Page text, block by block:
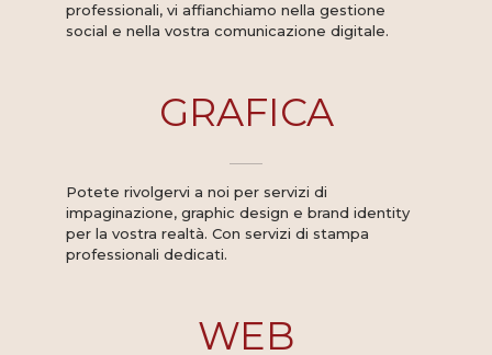
professionali, vi affianchiamo nella gestione
social e nella vostra comunicazione digitale.
GRAFICA
Potete rivolgervi a noi per servizi di
impaginazione, graphic design e brand identity
per la vostra realtà. Con servizi di stampa
professionali dedicati.
WEB